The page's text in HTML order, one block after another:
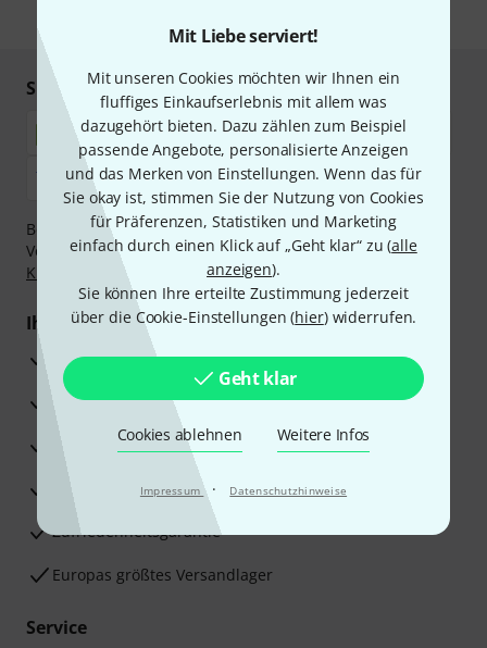
Mit Liebe serviert!
Mit unseren Cookies möchten wir Ihnen ein
fluffiges Einkaufserlebnis mit allem was
dazugehört bieten. Dazu zählen zum Beispiel
passende Angebote, personalisierte Anzeigen
und das Merken von Einstellungen. Wenn das für
Sie okay ist, stimmen Sie der Nutzung von Cookies
für Präferenzen, Statistiken und Marketing
einfach durch einen Klick auf „Geht klar“ zu (alle
anzeigen).
Sie können Ihre erteilte Zustimmung jederzeit
über die Cookie-Einstellungen (hier) widerrufen.
Geht klar
Cookies ablehnen Weitere Infos
Impressum · Datenschutzhinweise
Sicher einkaufen & bezahlen
Bezahlen Sie vertraulich und sicher per Nachnahme,
Vorkasse, PayPal, Amazon Pay,Klarna Sofort bezahlen
Klarna Ratenzahlung
oder Kreditkarte.
Ihre Vorteile
3 Jahre Thomann Garantie
30 Tage Money-Back-Garantie
Reparaturservice
Beratung durch Fachexperten
Zufriedenheitsgarantie
Europas größtes Versandlager
Service